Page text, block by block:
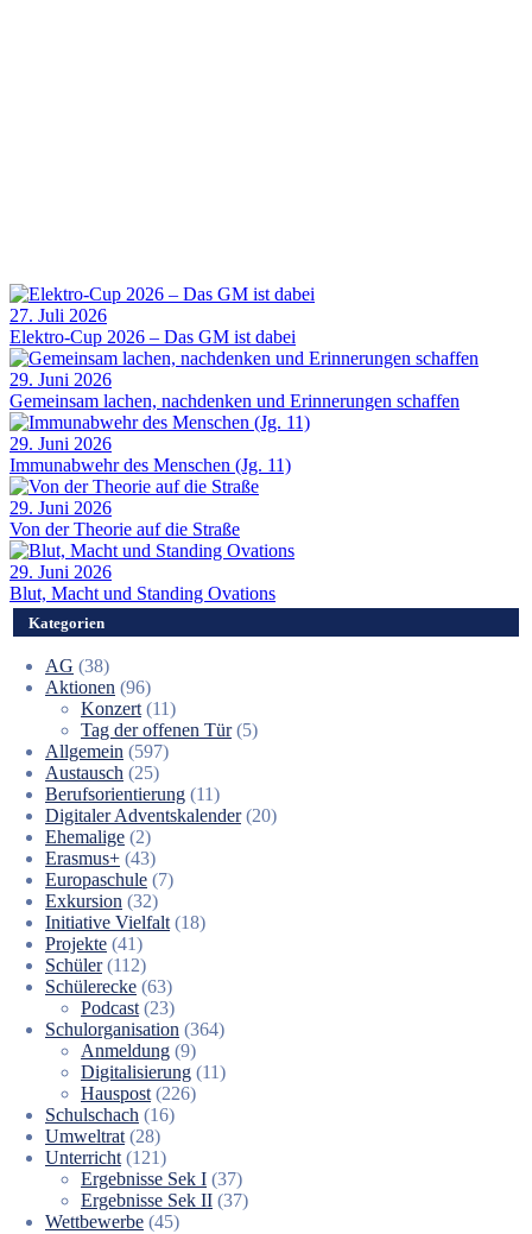
27. Juli 2026
Elektro-Cup 2026 – Das GM ist dabei
29. Juni 2026
Gemeinsam lachen, nachdenken und Erinnerungen schaffen
29. Juni 2026
Immunabwehr des Menschen (Jg. 11)
29. Juni 2026
Von der Theorie auf die Straße
29. Juni 2026
Blut, Macht und Standing Ovations
Kategorien
AG (38)
Aktionen (96)
Konzert (11)
Tag der offenen Tür(5)
Allgemein (597)
Austausch (25)
Berufsorientierung (11)
Digitaler Adventskalender(20)
Ehemalige (2)
Erasmus+ (43)
Europaschule (7)
Exkursion (32)
Initiative Vielfalt (18)
Projekte (41)
Schüler(112)
Schülerecke (63)
Podcast (23)
Schulorganisation (364)
Anmeldung (9)
Digitalisierung (11)
Hauspost (226)
Schulschach (16)
Umweltrat (28)
Unterricht (121)
Ergebnisse Sek I (37)
Ergebnisse Sek II (37)
Wettbewerbe (45)